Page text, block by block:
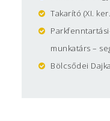
Takarító (XI.
munkatárs –
Bölcsődei